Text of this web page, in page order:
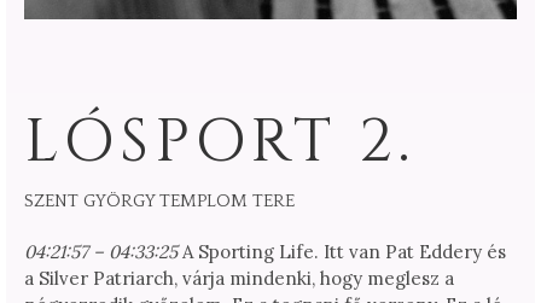
LÓSPORT 2.
SZENT GYÖRGY TEMPLOM TERE
04:21:57 – 04:33:25A Sporting Life. Itt van Pat Eddery és
a Silver Patriarch, várja mindenki, hogy meglesz a